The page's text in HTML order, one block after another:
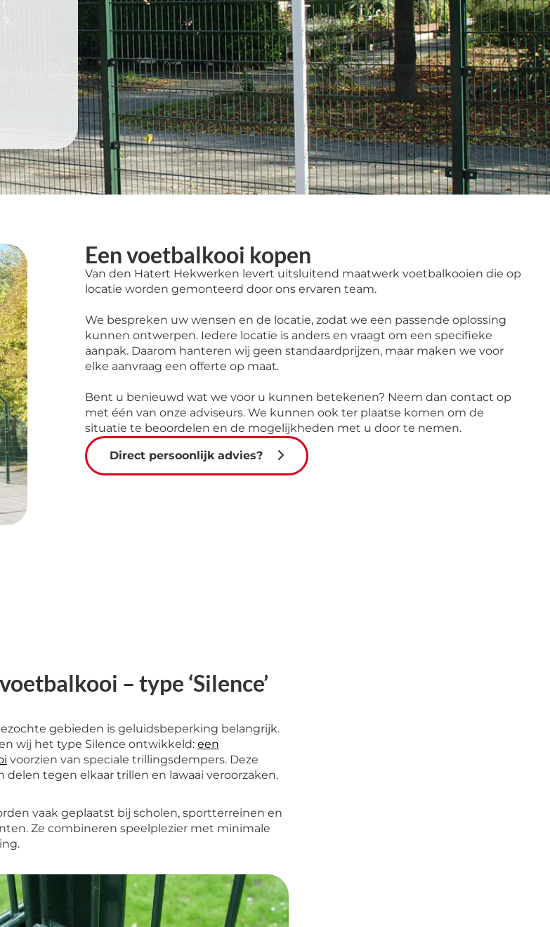
Een voetbalkooi kopen
Van den Hatert Hekwerken levert uitsluitend maatwerk voetbalkooien die op
locatie worden gemonteerd door ons ervaren team.
We bespreken uw wensen en de locatie, zodat we een passende oplossing
kunnen ontwerpen. Iedere locatie is anders en vraagt om een specifieke
aanpak. Daarom hanteren wij geen standaardprijzen, maar maken we voor
elke aanvraag een offerte op maat.
Bent u benieuwd wat we voor u kunnen betekenen? Neem dan contact op
met één van onze adviseurs. We kunnen ook ter plaatse komen om de
situatie te beoordelen en de mogelijkheden met u door te nemen.
Direct persoonlijk advies?
– type ‘Silence’
gebieden is geluidsbeperking belangrijk.
wij het type Silence ontwikkeld: een
voorzien van speciale trillingsdempers. Deze
tegen elkaar trillen en lawaai veroorzaken.
vaak geplaatst bij scholen, sportterreinen en
Ze combineren speelplezier met minimale